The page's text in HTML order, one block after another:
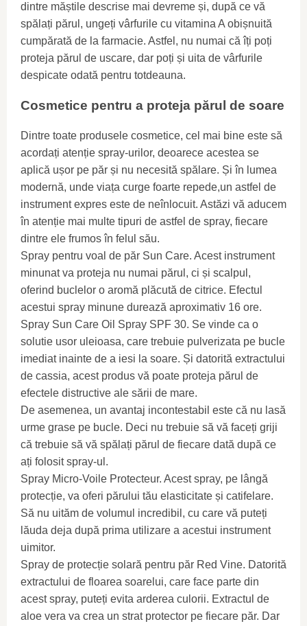
dintre măștile descrise mai devreme și, după ce vă
spălați părul, ungeți vârfurile cu vitamina A obișnuită
cumpărată de la farmacie. Astfel, nu numai că îți poți
proteja părul de uscare, dar poți și uita de vârfurile
despicate odată pentru totdeauna.
Cosmetice pentru a proteja părul de soare
Dintre toate produsele cosmetice, cel mai bine este să
acordați atenție spray-urilor, deoarece acestea se
aplică ușor pe păr și nu necesită spălare. Și în lumea
modernă, unde viața curge foarte repede,un astfel de
instrument expres este de neînlocuit. Astăzi vă aducem
în atenție mai multe tipuri de astfel de spray, fiecare
dintre ele frumos în felul său.
Spray pentru voal de păr Sun Care. Acest instrument
minunat va proteja nu numai părul, ci și scalpul,
oferind buclelor o aromă plăcută de citrice. Efectul
acestui spray minune durează aproximativ 16 ore.
Spray Sun Care Oil Spray SPF 30. Se vinde ca o
solutie usor uleioasa, care trebuie pulverizata pe bucle
imediat inainte de a iesi la soare. Și datorită extractului
de cassia, acest produs vă poate proteja părul de
efectele distructive ale sării de mare.
De asemenea, un avantaj incontestabil este că nu lasă
urme grase pe bucle. Deci nu trebuie să vă faceți griji
că trebuie să vă spălați părul de fiecare dată după ce
ați folosit spray-ul.
Spray Micro-Voile Protecteur. Acest spray, pe lângă
protecție, va oferi părului tău elasticitate și catifelare.
Să nu uităm de volumul incredibil, cu care vă puteți
lăuda deja după prima utilizare a acestui instrument
uimitor.
Spray de protecție solară pentru păr Red Vine. Datorită
extractului de floarea soarelui, care face parte din
acest spray, puteți evita arderea culorii. Extractul de
aloe vera va crea un strat protector pe fiecare păr. Dar